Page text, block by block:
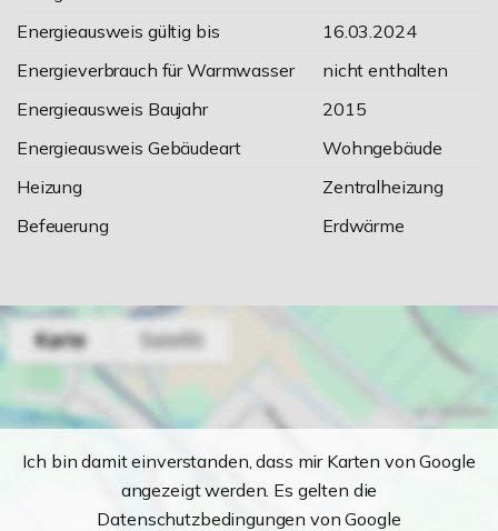
Energieausweis gültig bis
16.03.2024
Energieverbrauch für Warmwasser
nicht enthalten
Energieausweis Baujahr
2015
Energieausweis Gebäudeart
Wohngebäude
Heizung
Zentralheizung
Befeuerung
Erdwärme
Ich bin damit einverstanden, dass mir Karten von Google
angezeigt werden. Es gelten die
Datenschutzbedingungen von Google